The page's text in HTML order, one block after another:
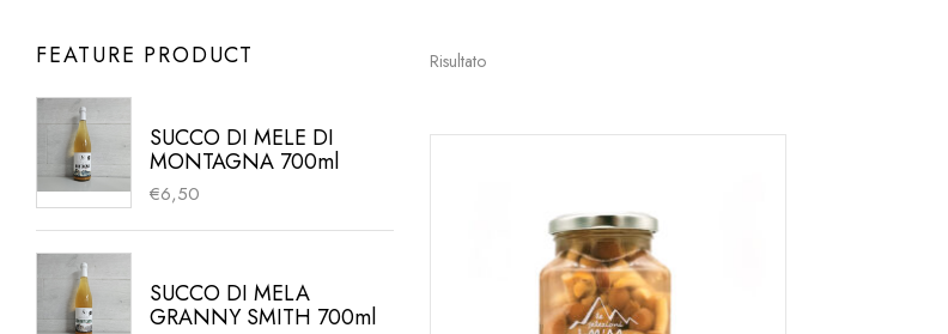
FEATURE PRODUCT
SUCCO DI MELE DI
MONTAGNA 700ml
€6,50
SUCCO DI MELA
GRANNY SMITH 700ml
Risultato